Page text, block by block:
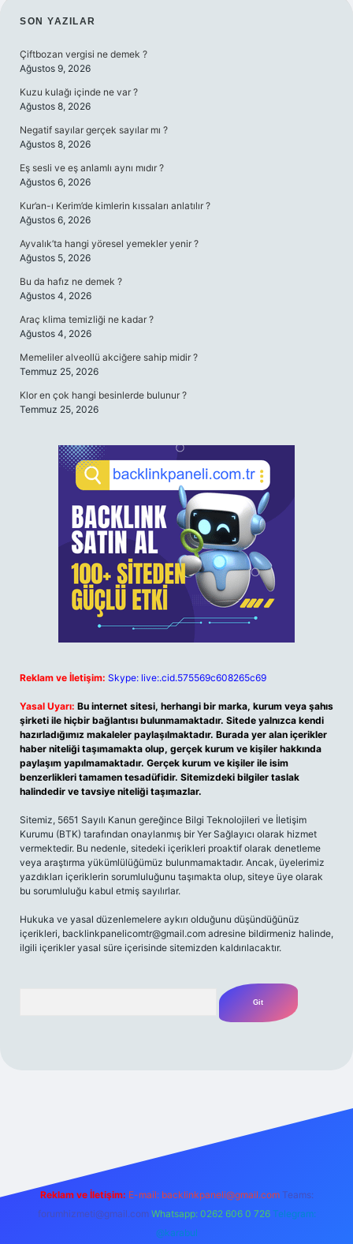
SIDEBAR
SON YAZILAR
Çiftbozan vergisi ne demek ?
Ağustos 9, 2026
Kuzu kulağı içinde ne var ?
Ağustos 8, 2026
Negatif sayılar gerçek sayılar mı ?
Ağustos 8, 2026
Eş sesli ve eş anlamlı aynı mıdır ?
Ağustos 6, 2026
Kur’an-ı Kerim’de kimlerin kıssaları anlatılır ?
Ağustos 6, 2026
Ayvalık’ta hangi yöresel yemekler yenir ?
Ağustos 5, 2026
Bu da hafız ne demek ?
Ağustos 4, 2026
Araç klima temizliği ne kadar ?
Ağustos 4, 2026
Memeliler alveollü akciğere sahip midir ?
Temmuz 25, 2026
Klor en çok hangi besinlerde bulunur ?
Temmuz 25, 2026
Reklam ve İletişim: Skype: live:.cid.575569c608265c69
Yasal Uyarı: Bu internet sitesi, herhangi bir marka, kurum veya şahıs
şirketi ile hiçbir bağlantısı bulunmamaktadır. Sitede yalnızca kendi
hazırladığımız makaleler paylaşılmaktadır. Burada yer alan içerikler
haber niteliği taşımamakta olup, gerçek kurum ve kişiler hakkında
paylaşım yapılmamaktadır. Gerçek kurum ve kişiler ile isim
benzerlikleri tamamen tesadüfidir. Sitemizdeki bilgiler taslak
halindedir ve tavsiye niteliği taşımazlar.
Sitemiz, 5651 Sayılı Kanun gereğince Bilgi Teknolojileri ve İletişim
Kurumu (BTK) tarafından onaylanmış bir Yer Sağlayıcı olarak hizmet
vermektedir. Bu nedenle, sitedeki içerikleri proaktif olarak denetleme
veya araştırma yükümlülüğümüz bulunmamaktadır. Ancak, üyelerimiz
yazdıkları içeriklerin sorumluluğunu taşımakta olup, siteye üye olarak
bu sorumluluğu kabul etmiş sayılırlar.
Hukuka ve yasal düzenlemelere aykırı olduğunu düşündüğünüz
içerikleri, backlinkpanelicomtr@gmail.com adresine bildirmeniz halinde,
ilgili içerikler yasal süre içerisinde sitemizden kaldırılacaktır.
Reklam ve İletişim: E-mail: backlinkpaneli@gmail.com Teams:
forumhizmeti@gmail.com Whatsapp: 0262 606 0 726 Telegram:
@karabul